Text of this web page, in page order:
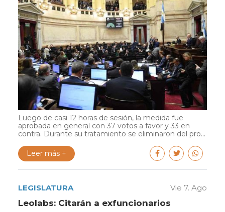
Luego de casi 12 horas de sesión, la medida fue
aprobada en general con 37 votos a favor y 33 en
contra. Durante su tratamiento se eliminaron del pro...
Leer más +
LEGISLATURA Vie 7. Ago
Leolabs: Citarán a exfuncionarios